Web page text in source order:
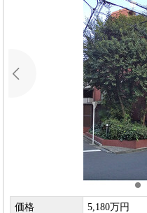
価格
5,180万円